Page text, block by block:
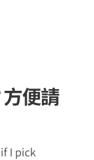
便請
I pick